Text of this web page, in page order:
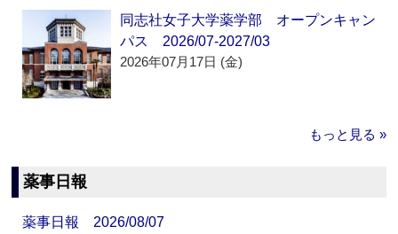
同志社女子大学薬学部 オープンキャン
パス 2026/07-2027/03
2026年07月17日 (金)
もっと見る »
薬事日報
薬事日報 2026/08/07